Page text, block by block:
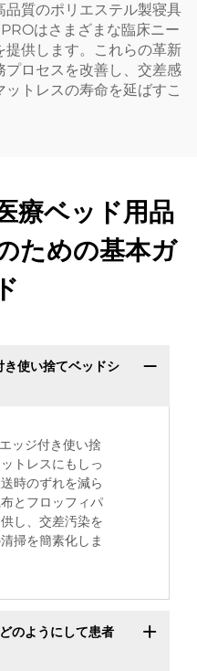
質のポリエステル製寝具
はさまざまな臨床ニー
提供します。これらの革新
プロセスを改善し、交差感
トレスの寿命を延ばすこ
療ベッド用品
ための基本ガ
使い捨てベッドシ
ッジ付き使い捨
トレスにもしっ
時のずれを減ら
とフロッフィパ
し、交差汚染を
掃を簡素化しま
のようにして患者